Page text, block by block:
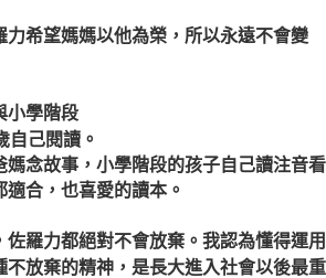
力希望媽媽以他為榮，所以永遠不會變
小學階段
自己閱讀。
媽念故事，小學階段的孩子自己讀注音看
適合，也喜愛的讀本 。
佐羅力都絕對不會放棄。我認為懂得運用
不放棄的精神，是長大進入社會以後最重